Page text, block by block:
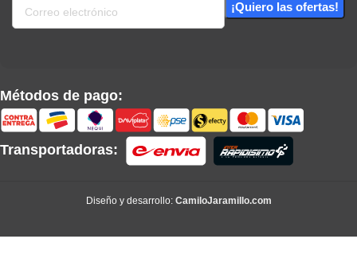
Métodos de pago:
Transportadoras:
Diseño y desarrollo: CamiloJaramillo.com